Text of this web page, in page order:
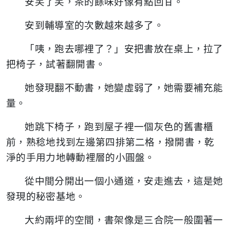
安到輔導室的次數越來越多了。
「咦，跑去哪裡了？」安把書放在桌上，拉了
把椅子，試著翻開書。
她發現翻不動書，她變虛弱了，她需要補充能
量。
她跳下椅子，跑到屋子裡一個灰色的舊書櫃
前，熟稔地找到左邊第四排第二格，撥開書，乾
淨的手用力地轉動裡層的小圓盤。
從中間分開出一個小通道，安走進去，這是她
發現的秘密基地。
大約兩坪的空間，書架像是三合院一般圍著一